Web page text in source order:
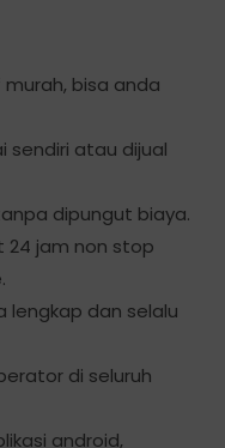
bisa anda
sendiri atau dijual
dipungut biaya.
24 jam non stop
lengkap dan selalu
di seluruh
android,